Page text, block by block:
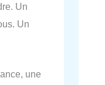
Un
Un
une